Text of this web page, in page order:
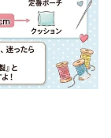
る？売り
？
方